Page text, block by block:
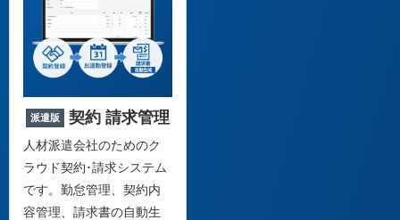
派遣版 契約 請求管理
人材派遣会社のためのク
ラウド契約･請求システム
です。勤怠管理、契約内
容管理、請求書の自動生